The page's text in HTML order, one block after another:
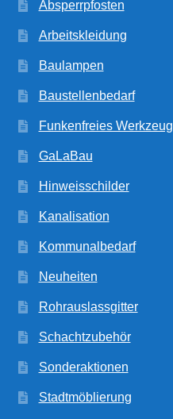
Absperrpfosten
Arbeitskleidung
Baulampen
Baustellenbedarf
Funkenfreies Werkzeug
GaLaBau
Hinweisschilder
Kanalisation
Kommunalbedarf
Neuheiten
Rohrauslassgitter
Schachtzubehör
Sonderaktionen
Stadtmöblierung